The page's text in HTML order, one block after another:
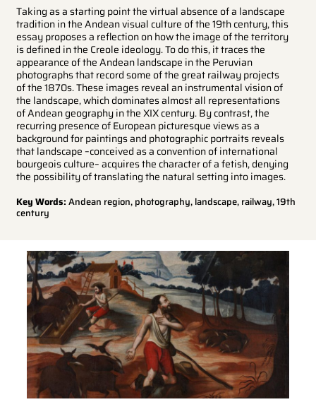
Taking as a starting point the virtual absence of a landscape
tradition in the Andean visual culture of the 19th century, this
essay proposes a reflection on how the image of the territory
is defined in the Creole ideology. To do this, it traces the
appearance of the Andean landscape in the Peruvian
photographs that record some of the great railway projects
of the 1870s. These images reveal an instrumental vision of
the landscape, which dominates almost all representations
of Andean geography in the XIX century. By contrast, the
recurring presence of European picturesque views as a
background for paintings and photographic portraits reveals
that landscape –conceived as a convention of international
bourgeois culture– acquires the character of a fetish, denying
the possibility of translating the natural setting into images.
Key Words:Andean region, photography, landscape, railway, 19th
century